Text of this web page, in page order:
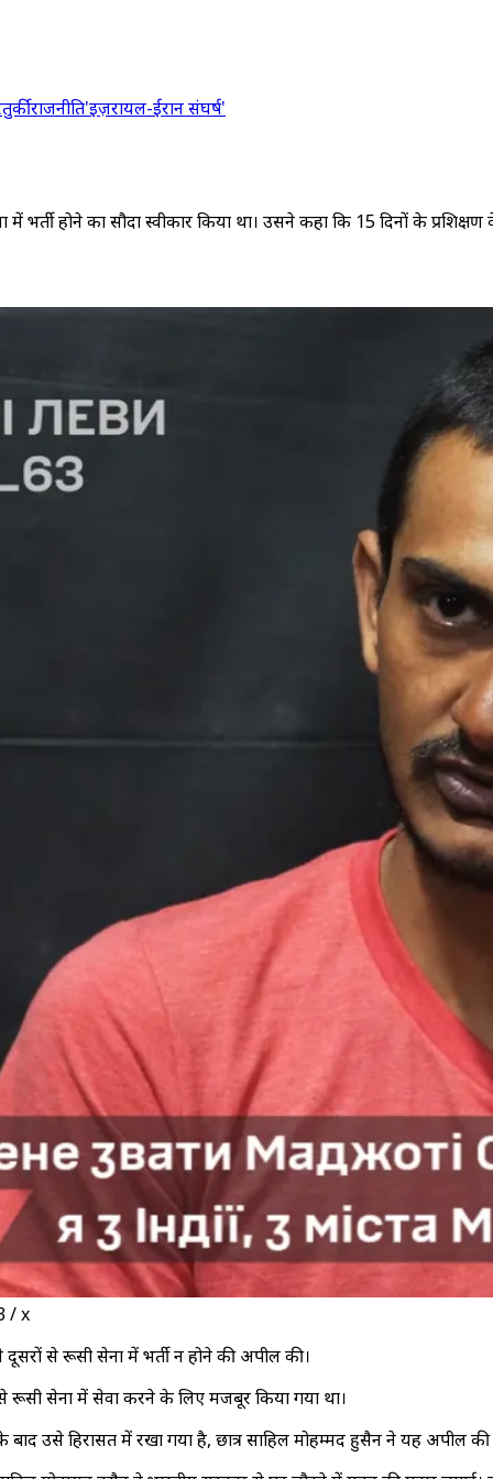
तुर्कीराजनीति'इज़रायल-ईरान संघर्ष'
होने का सौदा स्वीकार किया था। उसने कहा कि 15 दिनों के
/ x
से रूसी सेना में भर्ती न होने की अपील की।
सेना में सेवा करने के लिए मजबूर किया गया था।
बाद उसे हिरासत में रखा गया है, छात्र साहिल मोहम्मद हुसैन ने यह अपील